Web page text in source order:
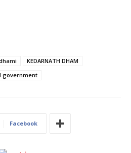
KEDARNATH DHAM
government
Facebook